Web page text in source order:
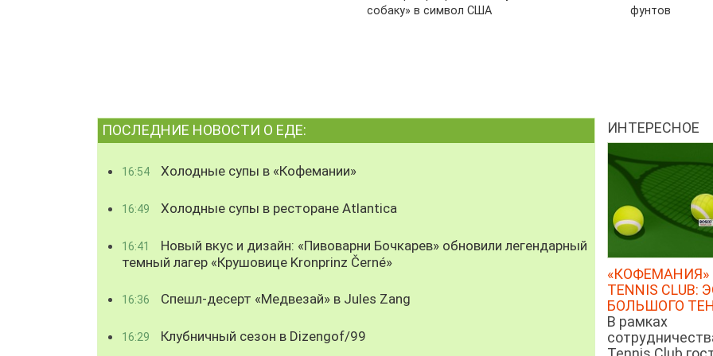
собаку» в символ США
фунтов
ПОСЛЕДНИЕ НОВОСТИ О ЕДЕ:
16:54 Холодные супы в «Кофемании»
16:49 Холодные супы в ресторане Atlantica
16:41
Новый вкус и дизайн: «Пивоварни Бочкарев» обновили легендарный
темный лагер «Крушовице Kronprinz Černé»
16:36 Спешл-десерт «Медвезай» в Jules Zang
16:29 Клубничный сезон в Dizengof/99
ИНТЕРЕСНОЕ
«КОФЕМАНИЯ»
TENNIS CLUB:
БОЛЬШОГО
В рамках